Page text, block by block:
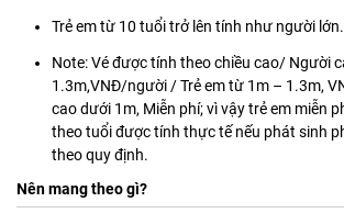
Trẻ em từ 10 tuổi trở lên tính như người lớn.
Note: Vé được tính theo chiều cao/ Người
1.3m,VNĐ/người / Trẻ em từ 1m – 1.3m,
cao dưới 1m, Miễn phí; vì vậy trẻ em miễn
theo tuổi được tính thực tế nếu phát sinh
theo quy định.
Nên mang theo gì?